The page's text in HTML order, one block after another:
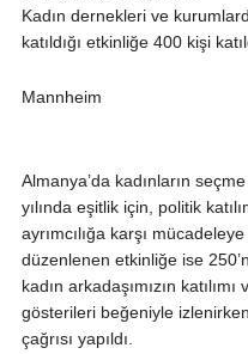
Kadın dernekleri ve
katıldığı etkinliğe 400 kişi
Mannheim
Almanya’da kadınların
yılında eşitlik için, politik
ayrımcılığa karşı
düzenlenen etkinliğe ise
kadın arkadaşımızın
gösterileri beğeniyle
çağrısı yapıldı.